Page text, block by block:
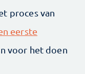
proces van
eerste
voor het doen